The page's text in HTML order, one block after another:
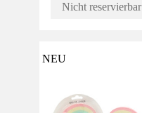
Nicht reservierbar
NEU